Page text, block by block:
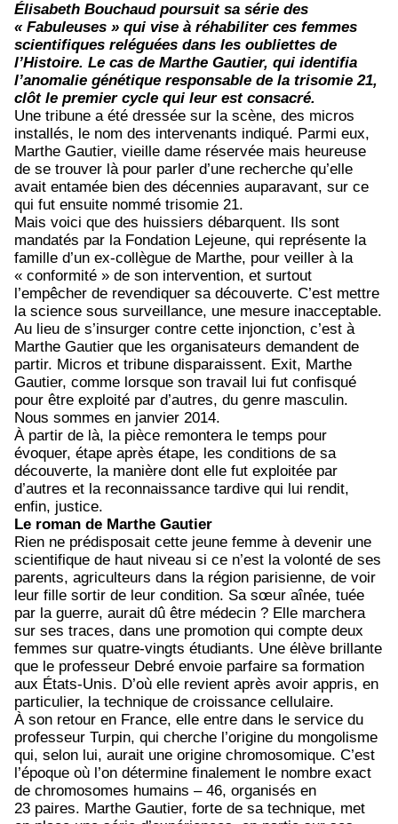
Élisabeth Bouchaud poursuit sa série des
« Fabuleuses » qui vise à réhabiliter ces femmes
scientifiques reléguées dans les oubliettes de
l’Histoire. Le cas de Marthe Gautier, qui identifia
l’anomalie génétique responsable de la trisomie 21,
clôt le premier cycle qui leur est consacré.
Une tribune a été dressée sur la scène, des micros
installés, le nom des intervenants indiqué. Parmi eux,
Marthe Gautier, vieille dame réservée mais heureuse
de se trouver là pour parler d’une recherche qu’elle
avait entamée bien des décennies auparavant, sur ce
qui fut ensuite nommé trisomie 21.
Mais voici que des huissiers débarquent. Ils sont
mandatés par la Fondation Lejeune, qui représente la
famille d’un ex-collègue de Marthe, pour veiller à la
« conformité » de son intervention, et surtout
l’empêcher de revendiquer sa découverte. C’est mettre
la science sous surveillance, une mesure inacceptable.
Au lieu de s’insurger contre cette injonction, c’est à
Marthe Gautier que les organisateurs demandent de
partir. Micros et tribune disparaissent. Exit, Marthe
Gautier, comme lorsque son travail lui fut confisqué
pour être exploité par d’autres, du genre masculin.
Nous sommes en janvier 2014.
À partir de là, la pièce remontera le temps pour
évoquer, étape après étape, les conditions de sa
découverte, la manière dont elle fut exploitée par
d’autres et la reconnaissance tardive qui lui rendit,
enfin, justice.
Le roman de Marthe Gautier
Rien ne prédisposait cette jeune femme à devenir une
scientifique de haut niveau si ce n’est la volonté de ses
parents, agriculteurs dans la région parisienne, de voir
leur fille sortir de leur condition. Sa sœur aînée, tuée
par la guerre, aurait dû être médecin ? Elle marchera
sur ses traces, dans une promotion qui compte deux
femmes sur quatre-vingts étudiants. Une élève brillante
que le professeur Debré envoie parfaire sa formation
aux États-Unis. D’où elle revient après avoir appris, en
particulier, la technique de croissance cellulaire.
À son retour en France, elle entre dans le service du
professeur Turpin, qui cherche l’origine du mongolisme
qui, selon lui, aurait une origine chromosomique. C’est
l’époque où l’on détermine finalement le nombre exact
de chromosomes humains – 46, organisés en
23 paires. Marthe Gautier, forte de sa technique, met